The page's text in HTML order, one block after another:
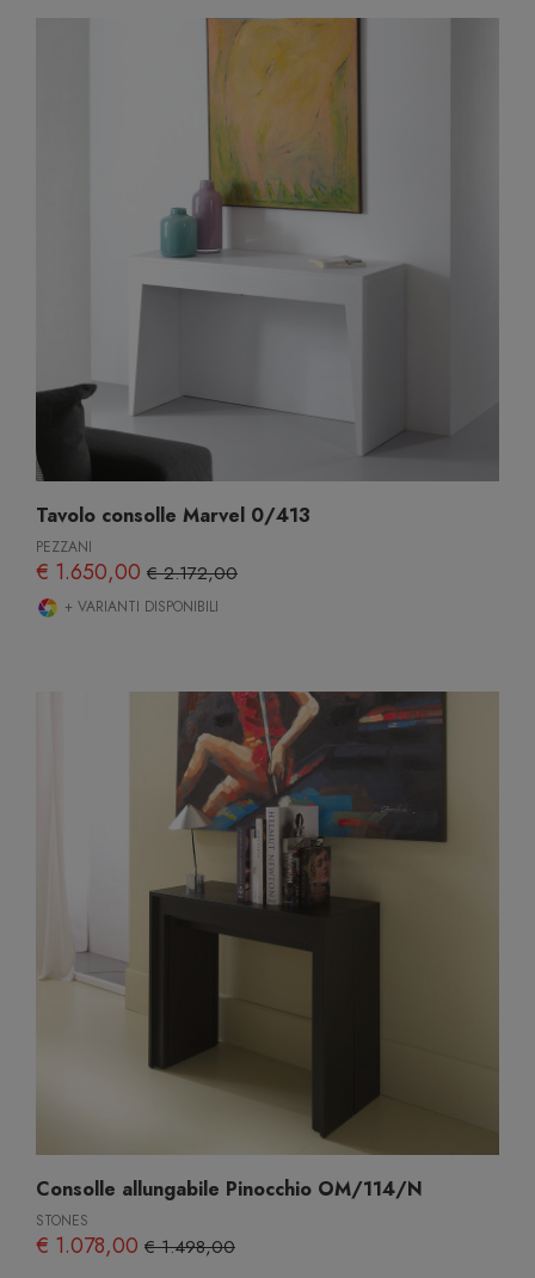
Tavolo consolle Marvel 0/413
PEZZANI
€ 1.650,00 € 2.172,00
+ VARIANTI DISPONIBILI
Consolle allungabile Pinocchio OM/114/N
STONES
€ 1.078,00 € 1.498,00